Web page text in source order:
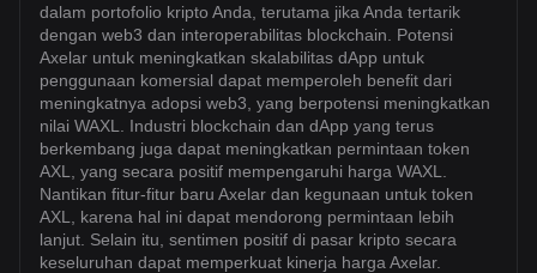
dalam portofolio kripto Anda, terutama jika Anda tertarik
dengan web3 dan interoperabilitas blockchain. Potensi
Axelar untuk meningkatkan skalabilitas dApp untuk
penggunaan komersial dapat memperoleh benefit dari
meningkatnya adopsi web3, yang berpotensi meningkatkan
nilai WAXL. Industri blockchain dan dApp yang terus
berkembang juga dapat meningkatkan permintaan token
AXL, yang secara positif mempengaruhi harga WAXL.
Nantikan fitur-fitur baru Axelar dan kegunaan untuk token
AXL, karena hal ini dapat mendorong permintaan lebih
lanjut. Selain itu, sentimen positif di pasar kripto secara
keseluruhan dapat memperkuat kinerja harga Axelar.